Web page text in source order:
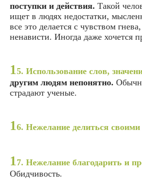
поступки и действия. Такой
ищет в людях недостатки,
все это делается с чувством
ненависти. Иногда даже хочется
15. Использование слов,
другим людям непонятно.
страдают ученые.
16. Нежелание делиться
17. Нежелание благодарить и
Обидчивость.